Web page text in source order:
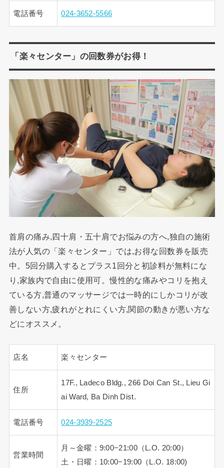
電話番号 024-3652-5566
「楽々センター」の回数券がお得！
首肩の痛み,四十肩・五十肩でお悩みの方へ,独自の施術
法が人気の「楽々センター」では,お得な回数券を販売
中。5回分購入するとプラス1回分と初診料が無料にな
り,家族内で自由に使用可。慢性的な痛みやコリを抱え
ている方,普通のマッサージでは一時的にしかコリが改
善しない方,疲れがとれにくい方,関節の動きが悪い方な
どにオススメ。
店名 楽々センター
住所
17F., Ladeco Bldg., 266 Doi Can St., Lieu Gi
ai Ward, Ba Dinh Dist.
電話番号 024-3939-2525
営業時間
月～金曜：9:00−21:00（L.O. 20:00）
土・日曜：10:00−19:00（L.O. 18:00)